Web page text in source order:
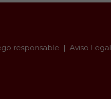
responsable Aviso Legal